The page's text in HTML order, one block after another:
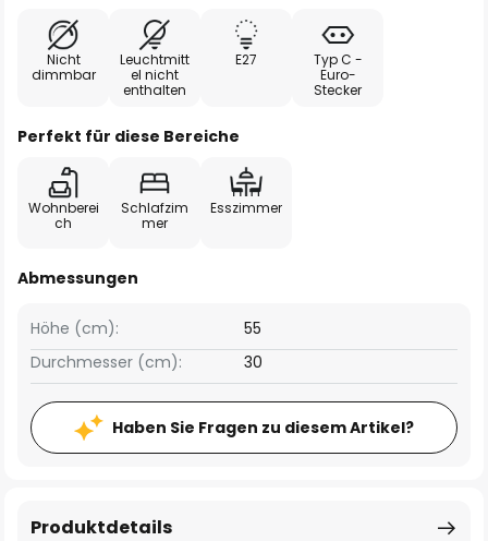
Nicht
dimmbar
Leuchtmitt
el nicht
enthalten
E27
Typ C -
Euro-
Stecker
Perfekt für diese Bereiche
Wohnberei
ch
Schlafzim
mer
Esszimmer
Abmessungen
Höhe (cm):
55
Durchmesser (cm):
30
Haben Sie Fragen zu diesem Artikel?
Produktdetails